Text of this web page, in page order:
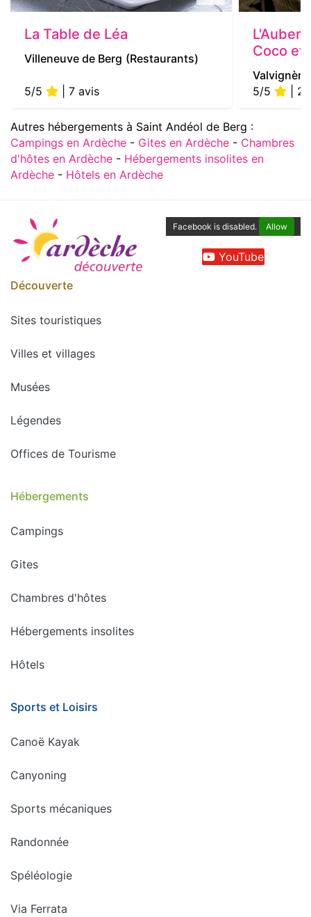
La Table de Léa
Villeneuve de Berg (Restaurants)
5/5 | 7 avis
Coco et
5/5
| 2
Autres hébergements à Saint Andéol de Berg :
Campings en Ardèche - Gites en Ardèche - Chambres
d'hôtes en Ardèche - Hébergements insolites en
Ardèche - Hôtels en Ardèche
Facebook is disabled. Allow
YouTube
Découverte
Sites touristiques
Villes et villages
Musées
Légendes
Offices de Tourisme
Hébergements
Campings
Gites
Chambres d'hôtes
Hébergements insolites
Hôtels
Sports et Loisirs
Canoë Kayak
Canyoning
Sports mécaniques
Randonnée
Spéléologie
Via Ferrata